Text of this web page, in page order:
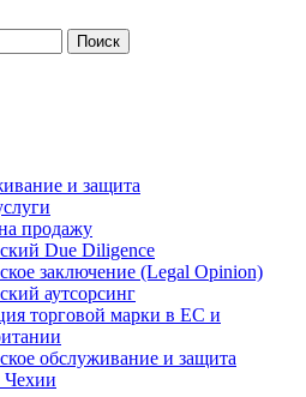
и защита
продажу
Due Diligence
заключение (Legal Opinion)
аутсорсинг
торговой марки в ЕС и
обслуживание и защита
Чехии